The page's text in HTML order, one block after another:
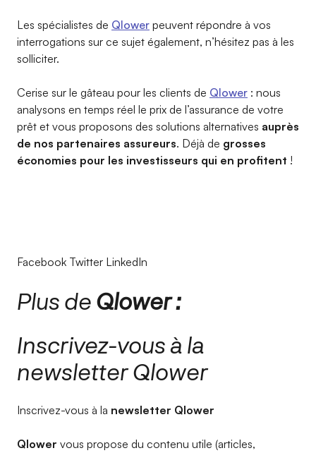
Les spécialistes de Qlower peuvent répondre à vos
interrogations sur ce sujet également, n’hésitez pas à les
solliciter.
Cerise sur le gâteau pour les clients de Qlower : nous
analysons en temps réel le prix de l’assurance de votre
prêt et vous proposons des solutions alternatives auprès
de nos partenaires assureurs. Déjà de grosses
économies pour les investisseurs qui en profitent !
Facebook Twitter LinkedIn
Plus de Qlower :
Inscrivez-vous à la
newsletter Qlower​
Inscrivez-vous à la newsletter Qlower​
Qlower vous propose du contenu utile (articles,